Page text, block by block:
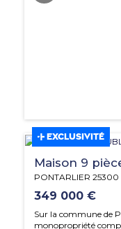
EXCLUSIVITÉ
Maison 9
PONTARLIER 25300
349 000 €
Sur la commune de
monopropriété